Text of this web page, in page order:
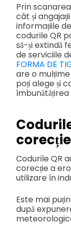
Prin
cât și
informațiile
codurile QR
să-și extindă
de serviciile
FORMA DE
are o
poți alege și
Codurile QR
corecție a
utilizare în
Este mai
după